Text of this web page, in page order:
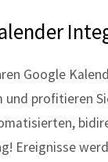
Google
und profitieren
Ereignisse